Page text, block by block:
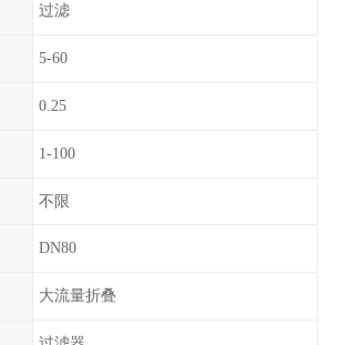
过滤
5-60
0.25
1-100
不限
DN80
大流量折叠